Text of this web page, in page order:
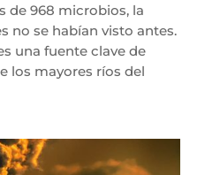
de 968 microbios, la
no se habían visto antes.
una fuente clave de
los mayores ríos del